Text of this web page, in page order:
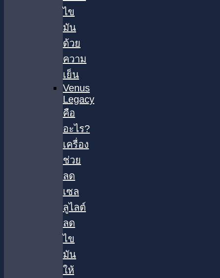
ไข
มัน
ด้วย
ความ
เย็น
Venus
Legacy
คือ
อะไร?
เครื่อง
ช่วย
ลด
เซล
ลูไลต์
ลด
ไข
มัน
ให้